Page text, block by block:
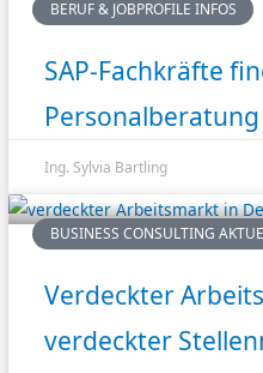
BERUF & JOBPROFILE INFOS
SAP-Fachkräfte
Personalberatung
Ing. Sylvia Bartling
BUSINESS CONSULTING
Verdeckter
verdeckter